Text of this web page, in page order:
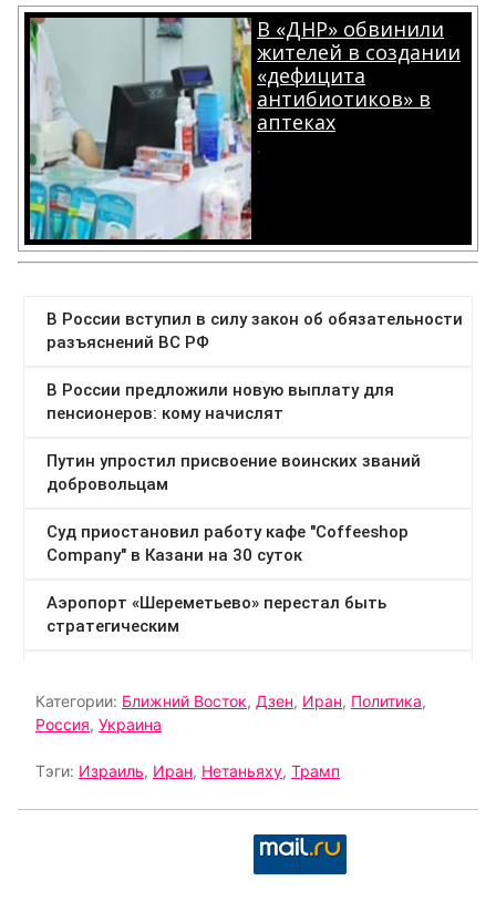
В «ДНР» обвинили
жителей в создании
«дефицита
антибиотиков» в
аптеках
.
Категории: Ближний Восток, Дзен, Иран, Политика,
Россия, Украина
Тэги: Израиль, Иран, Нетаньяху, Трамп